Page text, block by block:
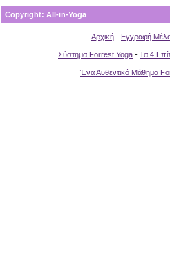
Copyright: All-in-Yoga
Αρχική - Εγγραφή
Σύστημα Forrest Yoga - Τα 4
Ένα Αυθεντικό Μάθημα